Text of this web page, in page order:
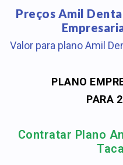
Preços Amil
Valor para plano Amil
PLANO
PARA
Contratar Plano